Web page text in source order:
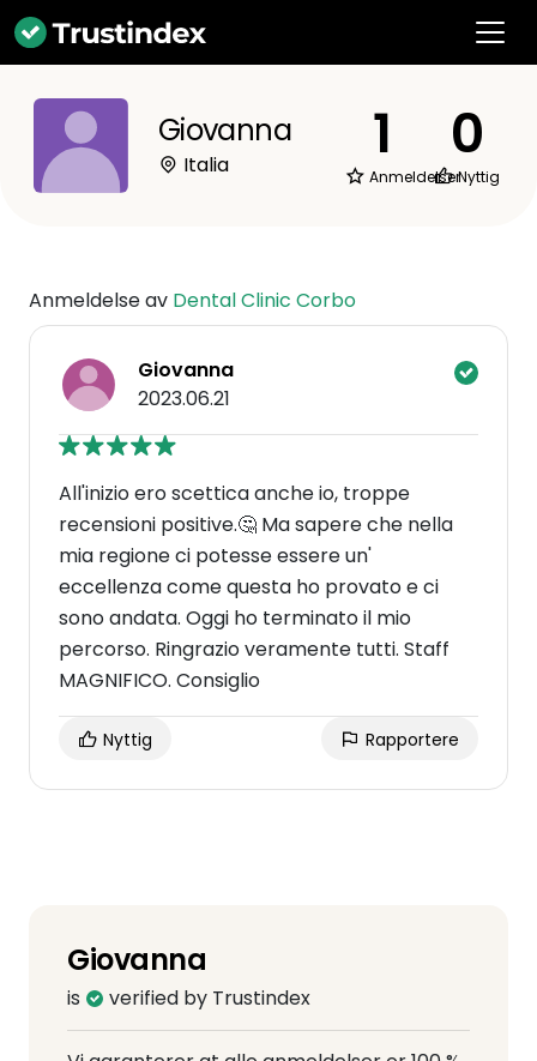
Giovanna
Italia 1
Anmeldelser
0
Nyttig
Anmeldelse av Dental Clinic Corbo
Giovanna
2023.06.21
All'inizio ero scettica anche io, troppe
recensioni positive.🤔 Ma sapere che nella
mia regione ci potesse essere un'
eccellenza come questa ho provato e ci
sono andata. Oggi ho terminato il mio
percorso. Ringrazio veramente tutti. Staff
MAGNIFICO. Consiglio
Nyttig Rapportere
Giovanna
is verified by Trustindex